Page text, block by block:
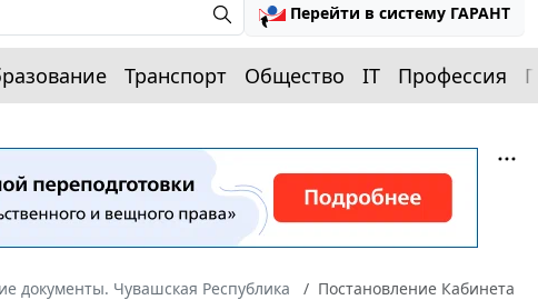
Перейти в систему ГАРАНТ
Транспорт Общество IT Профессия
документы. Чувашская Республика
Постановление Кабинета